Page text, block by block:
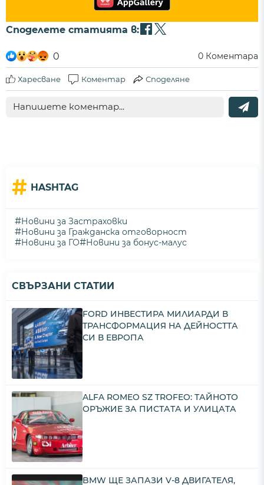
Споделете статията в:
0 0 Коментара
Харесване Коментар Споделяне
# HASHTAG
#Новини за Застраховки
#Новини за Гражданска отговорност
#Новини за ГО#Новини за бонус-малус
СВЪРЗАНИ СТАТИИ
FORD ИНВЕСТИРА МИЛИАРДИ В
ТРАНСФОРМАЦИЯ НА ДЕЙНОСТТА
СИ В ЕВРОПА
ALFA ROMEO SZ TROFEO: ТАЙНОТО
ОРЪЖИЕ ЗА ПИСТАТА И УЛИЦАТА
BMW ЩЕ ЗАПАЗИ V-8 ДВИГАТЕЛЯ,